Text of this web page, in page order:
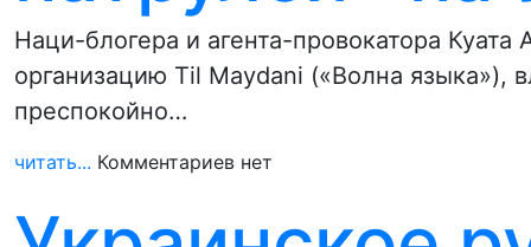
Наци-блогера и агента-провокатора
организацию Til Maydani («Волна языка»),
преспокойно…
читать... Комментариев нет